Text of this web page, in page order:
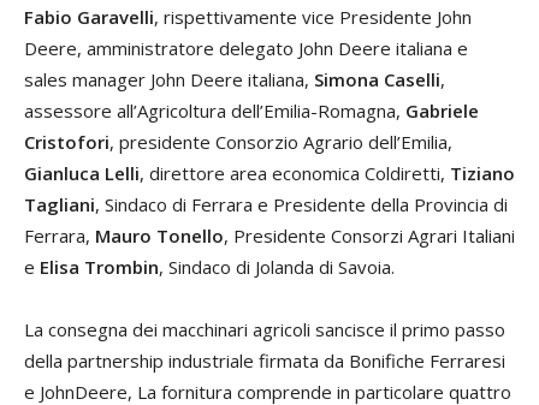
Fabio Garavelli, rispettivamente vice Presidente John
Deere, amministratore delegato John Deere italiana e
sales manager John Deere italiana, Simona Caselli,
assessore all’Agricoltura dell’Emilia-Romagna, Gabriele
Cristofori, presidente Consorzio Agrario dell’Emilia,
Gianluca Lelli, direttore area economica Coldiretti, Tiziano
Tagliani, Sindaco di Ferrara e Presidente della Provincia di
Ferrara, Mauro Tonello, Presidente Consorzi Agrari Italiani
e Elisa Trombin, Sindaco di Jolanda di Savoia.
La consegna dei macchinari agricoli sancisce il primo passo
della partnership industriale firmata da Bonifiche Ferraresi
e JohnDeere, La fornitura comprende in particolare quattro